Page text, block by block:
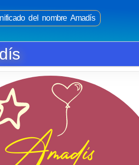
del nombre Amadís